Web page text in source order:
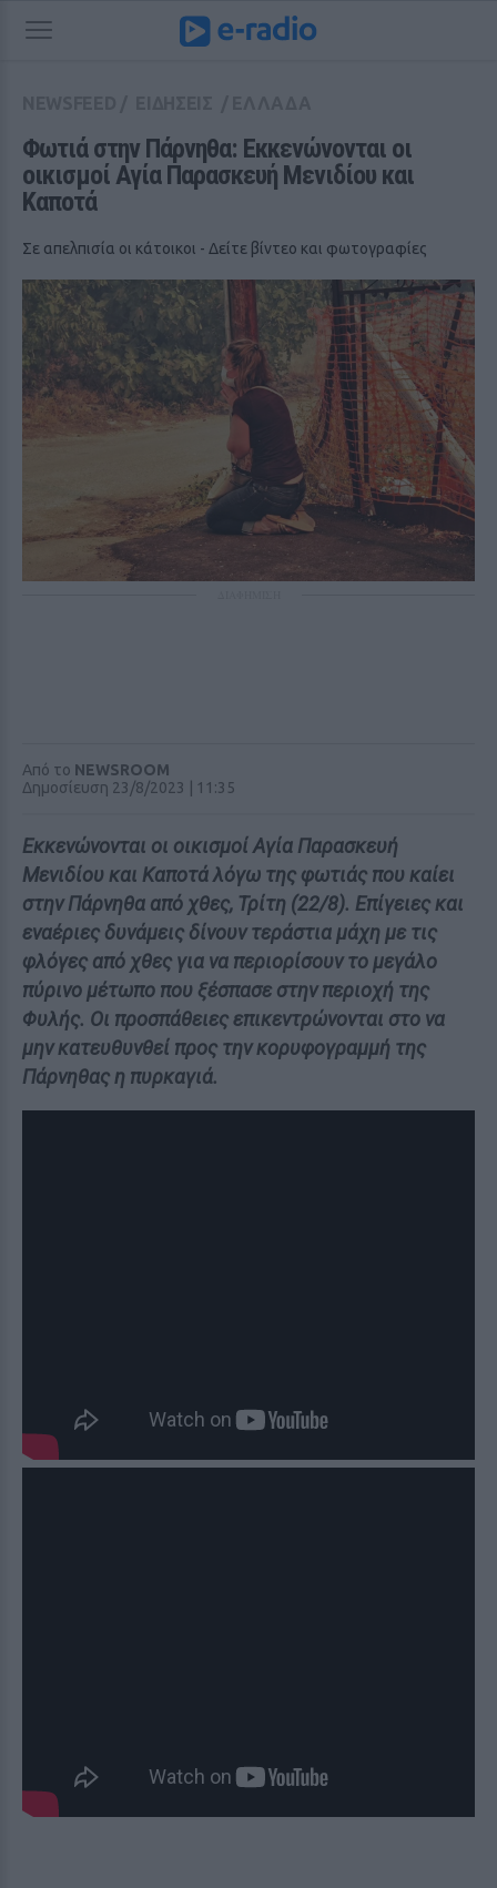
Φωτιά στην Πάρνηθα: Εκκενώνονται οι
οικισμοί Αγία Παρασκευή Μενιδίου και
Καποτά
Σε απελπισία οι κάτοικοι - Δείτε βίντεο και φωτογραφίες
Από το NEWSROOM
Δημοσίευση 23/8/2023 | 11:35
Εκκενώνονται οι οικισμοί Αγία Παρασκευή
Μενιδίου και Καποτά λόγω της φωτιάς που καίει
στην Πάρνηθα από χθες, Τρίτη (22/8). Επίγειες και
εναέριες δυνάμεις δίνουν τεράστια μάχη με τις
φλόγες από χθες για να περιορίσουν το μεγάλο
πύρινο μέτωπο που ξέσπασε στην περιοχή της
Φυλής. Οι προσπάθειες επικεντρώνονται στο να
μην κατευθυνθεί προς την κορυφογραμμή της
Πάρνηθας η πυρκαγιά.